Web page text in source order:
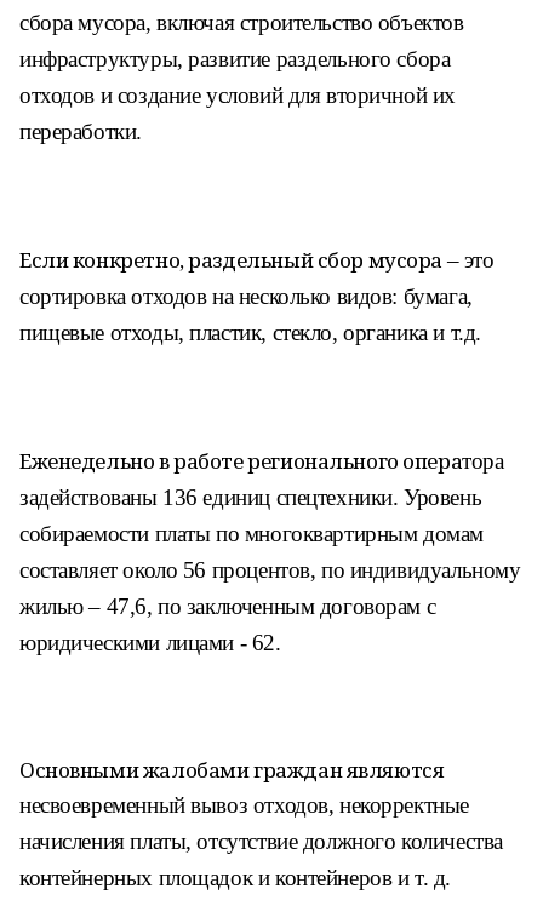
сбора мусора, включая строительство объектов
инфраструктуры, развитие раздельного сбора
отходов и создание условий для вторичной их
переработки.
Если конкретно, раздельный сбор мусора– это
сортировка отходов на несколько видов: бумага,
пищевые отходы, пластик, стекло,органика и т.д.
Еженедельно в работе регионального оператора
задействованы 136 единиц спецтехники.Уровень
собираемости платы по многоквартирным домам
составляет около 56 процентов, по индивидуальному
жилью – 47,6, по заключенным договорам с
юридическими лицами - 62.
Основными жалобами граждан являются
несвоевременный вывоз отходов, некорректные
начисления платы, отсутствие должногоколичества
контейнерных площадок и контейнеров и т. д.